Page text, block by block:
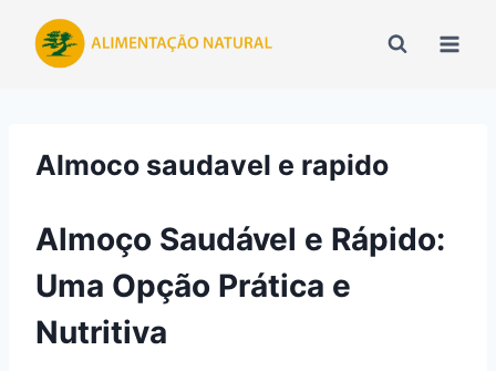
para
Almoco saudavel e rapido
Almoço Saudável e Rápido:
Uma Opção Prática e
Nutritiva